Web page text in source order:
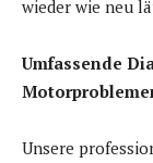
wieder wie neu
Umfassende
Unsere